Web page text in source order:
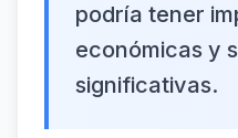
podría tener
económicas y
significativas.